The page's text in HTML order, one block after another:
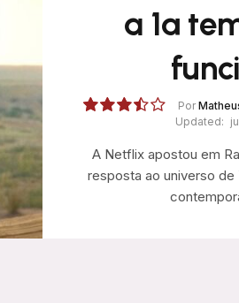
a 1ª
Por
Updated:
A Netflix apostou em
resposta ao universo